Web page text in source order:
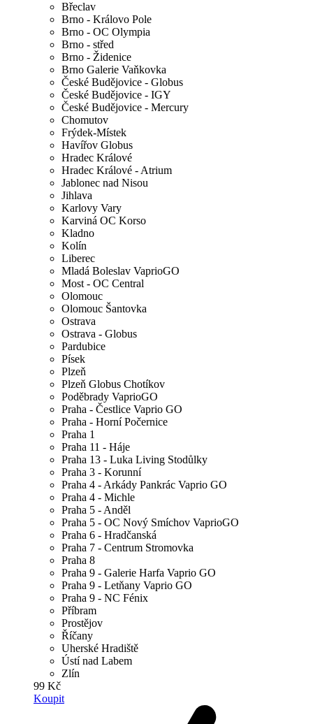
Břeclav
Brno - Královo Pole
Brno - OC Olympia
Brno - střed
Brno - Židenice
Brno Galerie Vaňkovka
České Budějovice - Globus
České Budějovice - IGY
České Budějovice - Mercury
Chomutov
Frýdek-Místek
Havířov Globus
Hradec Králové
Hradec Králové - Atrium
Jablonec nad Nisou
Jihlava
Karlovy Vary
Karviná OC Korso
Kladno
Kolín
Liberec
Mladá Boleslav VaprioGO
Most - OC Central
Olomouc
Olomouc Šantovka
Ostrava
Ostrava - Globus
Pardubice
Písek
Plzeň
Plzeň Globus Chotíkov
Poděbrady VaprioGO
Praha - Čestlice Vaprio GO
Praha - Horní Počernice
Praha 1
Praha 11 - Háje
Praha 13 - Luka Living Stodůlky
Praha 3 - Korunní
Praha 4 - Arkády Pankrác Vaprio GO
Praha 4 - Michle
Praha 5 - Anděl
Praha 5 - OC Nový Smíchov VaprioGO
Praha 6 - Hradčanská
Praha 7 - Centrum Stromovka
Praha 8
Praha 9 - Galerie Harfa Vaprio GO
Praha 9 - Letňany Vaprio GO
Praha 9 - NC Fénix
Příbram
Prostějov
Říčany
Uherské Hradiště
Ústí nad Labem
Zlín
99 Kč
Koupit